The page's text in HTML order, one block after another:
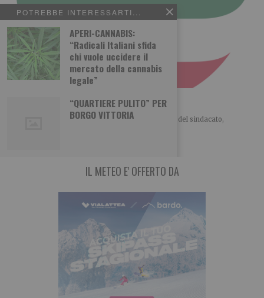
POTREBBE INTERESSARTI...
APERI-CANNABIS:
“Radicali Italiani sfida
chi vuole uccidere il
mercato della cannabis
legale”
“QUARTIERE PULITO” PER
BORGO VITTORIA
La Cisl vince. Basta conflitti
LO SCENARIO POLITICO di Giorgio Merlo Il ruolo del sindacato,
IL METEO E' OFFERTO DA